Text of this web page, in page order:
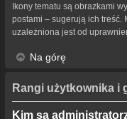
Ikony tematu są obrazkami
postami – sugerują ich treść.
uzależniona jest od
Na górę
Rangi użytkownika i
Kim są